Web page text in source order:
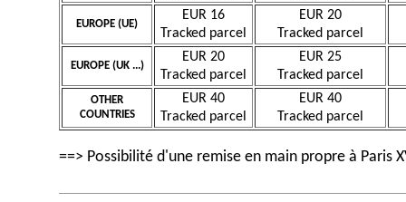
EUROPE (UE)
EUR 16
Tracked parcel
EUR 20
Tracked parcel
EUROPE (UK ...)
EUR 20
Tracked parcel
EUR 25
Tracked parcel
OTHER
COUNTRIES
EUR 40
Tracked parcel
EUR 40
Tracked parcel
==> Possibilité d'une remise en main propre à Paris